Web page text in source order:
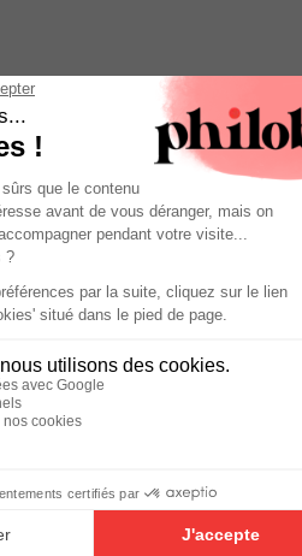
PARIS